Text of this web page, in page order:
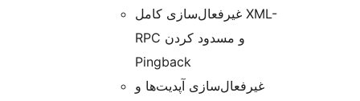
غیرفعال‌سازی کامل XML-
RPC و مسدود کردن
Pingback
غیرفعال‌سازی آپدیت‌ها و